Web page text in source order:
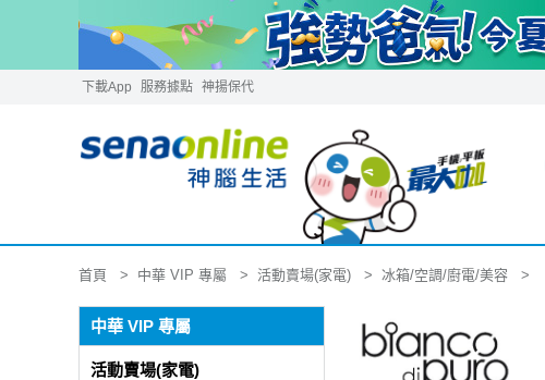
下載App 服務據點 神揚保代
首頁 中華 VIP 專屬 活動賣場(家電) 冰箱/空調/廚電/美容
中華 VIP 專屬
活動賣場(家電)